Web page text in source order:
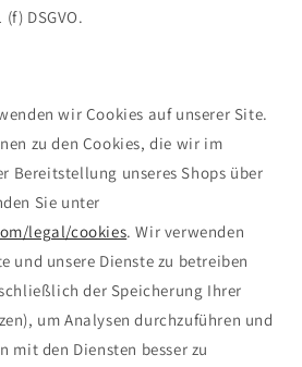
DSGVO.
wir Cookies auf unserer Site.
zu den Cookies, die wir im
Bereitstellung unseres Shops über
Sie unter
legal/cookies. Wir verwenden
und unsere Dienste zu betreiben
der Speicherung Ihrer
um Analysen durchzuführen und
mit den Diensten besser zu